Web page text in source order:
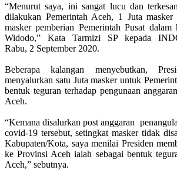
“Menurut saya, ini sangat lucu dan
dilakukan Pemerintah Aceh, 1 Juta
masker pemberian Pemerintah Pusat
Widodo,” Kata Tarmizi SP kepada
Rabu, 2 September 2020.
Beberapa kalangan menyebutkan,
menyalurkan satu Juta masker untuk
bentuk teguran terhadap pengunaan
Aceh.
“Kemana disalurkan post anggaran
covid-19 tersebut, setingkat masker tidak
Kabupaten/Kota, saya menilai Presiden
ke Provinsi Aceh ialah sebagai bentuk
Aceh,” sebutnya.